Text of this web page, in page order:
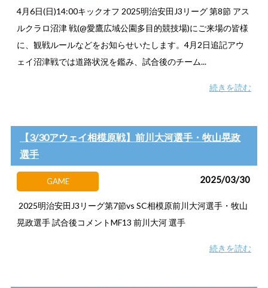
4月6日(日)14:00キックオフ 2025明治安田J3リーグ 第8節 アス
ルクラロ沼津 戦(@愛鷹広域公園多目的競技場)にご来場の皆様
に、観戦ルールなどをお知らせいたします。4月2日追記アウ
ェイ沼津戦では道路状況を鑑み、試合後のチーム...
続きを読む
【3/30アウェイ相模原戦】前川大河選手・牧山晃政
選手
GAME 2025/03/30
2025明治安田J3リーグ第7節vs SC相模原前川大河選手・牧山
晃政選手 試合後コメントMF13 前川大河 選手
続きを読む